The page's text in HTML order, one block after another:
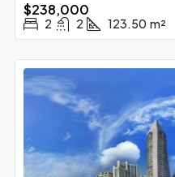
$238,000
2 2 123.50 m²